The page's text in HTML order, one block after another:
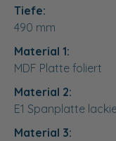
Tiefe:
490 mm
Material 1:
MDF Platte foliert
Material 2:
E1 Spanplatte
Material 3: